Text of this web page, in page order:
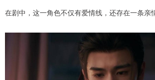
在剧中，这一角色不仅有爱情线，还存在一条亲